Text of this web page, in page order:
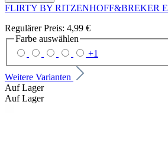
FLIRTY BY RITZENHOFF&BREKER
Regulärer Preis: 4,99 €
Farbe auswählen
+1
Weitere Varianten
Auf Lager
Auf Lager